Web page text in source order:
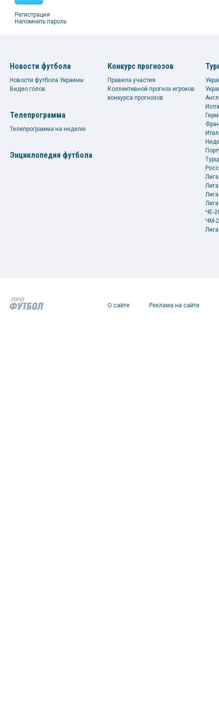
Регистрация
Напомнить пароль
Новости футбола
Новости футбола Украины
Видео голов
Телепрограмма
Телепрограмма на неделю
Энциклопедия футбола
Конкурс прогнозов
Правила участия
Коллективной прогноз игроков
конкурса прогнозов
ЧЕ-
ЧМ-
О сайте Реклама на сайте